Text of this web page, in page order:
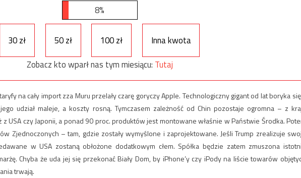
8%
30 zł 50 zł 100 zł
Inna kwota
Zobacz kto wparł nas tym miesiącu: Tutaj
na cały import zza Muru przelały czarę goryczy Apple. Technologiczny gigant od lat boryka
udział maleje, a koszty rosną. Tymczasem zależność od Chin pozostaje ogromna – z
USA czy Japonii, a ponad 90 proc. produktów jest montowane właśnie w Państwie Środka.
Zjednoczonych – tam, gdzie zostały wymyślone i zaprojektowane. Jeśli Trump zrealizuje
w USA zostaną obłożone dodatkowym cłem. Spółka będzie zatem zmuszona
Chyba że uda jej się przekonać Biały Dom, by iPhone’y czy iPody na liście towarów
trwają.